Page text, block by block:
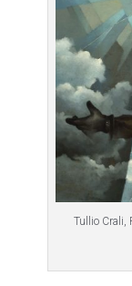
Tullio Crali,